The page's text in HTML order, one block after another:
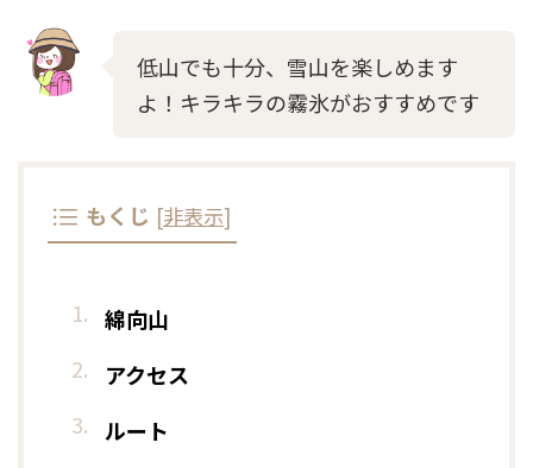
低山でも十分、雪山を楽しめます
よ！キラキラの霧氷がおすすめです
もくじ [非表示]
綿向山
アクセス
ルート